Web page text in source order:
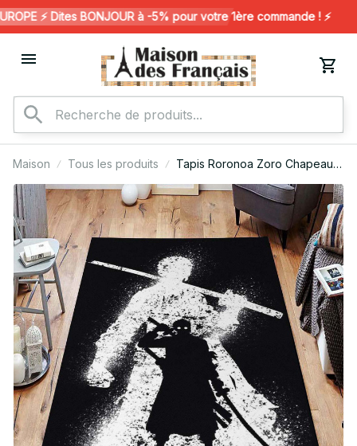
⚡️ Dites BONJOUR à -5% pour votre 1ère commande ! ⚡️
Maison Tous les produits
Tapis Roronoa Zoro Chapeau
de Paille One Piece 01 Tapis de
chambre